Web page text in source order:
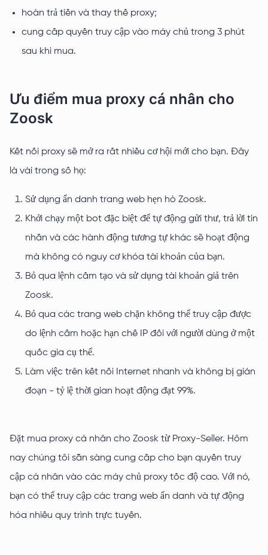
hoàn trả tiền và thay thế proxy;
cung cấp quyền truy cập vào máy chủ trong 3 phút
sau khi mua.
Ưu điểm mua proxy cá nhân cho
Zoosk
Kết nối proxy sẽ mở ra rất nhiều cơ hội mới cho bạn. Đây
là vài trong số họ:
Sử dụng ẩn danh trang web hẹn hò Zoosk.
Khởi chạy một bot đặc biệt để tự động gửi thư, trả lời tin
nhắn và các hành động tương tự khác sẽ hoạt động
mà không có nguy cơ khóa tài khoản của bạn.
Bỏ qua lệnh cấm tạo và sử dụng tài khoản giả trên
Zoosk.
Bỏ qua các trang web chặn không thể truy cập được
do lệnh cấm hoặc hạn chế IP đối với người dùng ở một
quốc gia cụ thể.
Làm việc trên kết nối Internet nhanh và không bị gián
đoạn - tỷ lệ thời gian hoạt động đạt 99%.
Đặt mua proxy cá nhân cho Zoosk từ Proxy-Seller. Hôm
nay chúng tôi sẵn sàng cung cấp cho bạn quyền truy
cập cá nhân vào các máy chủ proxy tốc độ cao. Với nó,
bạn có thể truy cập các trang web ẩn danh và tự động
hóa nhiều quy trình trực tuyến.